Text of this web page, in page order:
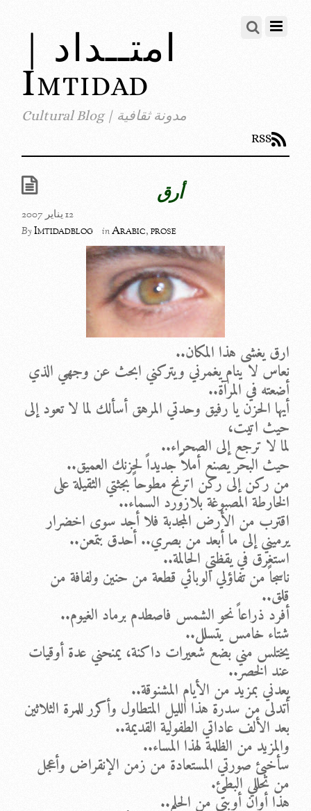
امتــداد |
Imtidad
مدونة ثقافية | Cultural Blog
RSS
أرق
12 يناير 2007
ByImtidadblog inArabic,prose
ارق يغشى هذا المكان..
نعاس لا ينام يغمرني ويتركني ابحث عن وجهي الذي
أضعته في المرآة..
أيها الحزن يا رفيق وحدتي المرهق أسألك لما لا تعود إلى
حيث اتيت،
لما لا ترجع إلى الصحراء..
حيث البحر يصنع أملاً جديداً لحزنك العميق..
من ركن إلى ركن اترنح مطوحاً بجثتي الثقيلة على
الخارطة المصبوغة بلازورد السماء..
اقترب من الأرض المجدبة فلا أجد سوى اخضرار
يرميني إلى ما أبعد من بصري.. أحدق بتمعن..
استغرق في يقظتي الحالمة..
ناسجاً من تفاؤلي الوبائي قطعة من حنين ولفافة من
قلق..
أفرد ذراعاً نحو الشمس فاصطدم برماد الغيوم..
شتاء خامس يتسلل..
يختلس مني بضع شعيرات داكنة، يمنحني عدة أوقيات
عند الخصر..
يعدني بمزيد من الأيام المشنوقة..
أتدلى من سدرة هذا الليل المتطاول وأكرر للمرة الثلاثين
بعد الألف عاداتي الطفولية القديمة..
والمزيد من الظلمة لهذا المساء..
سأخبئ صورتي المستعادة من زمن الإنقراض وأعجل
من تحللي البطئ.
هذا أوان أوبتي من الحلم..